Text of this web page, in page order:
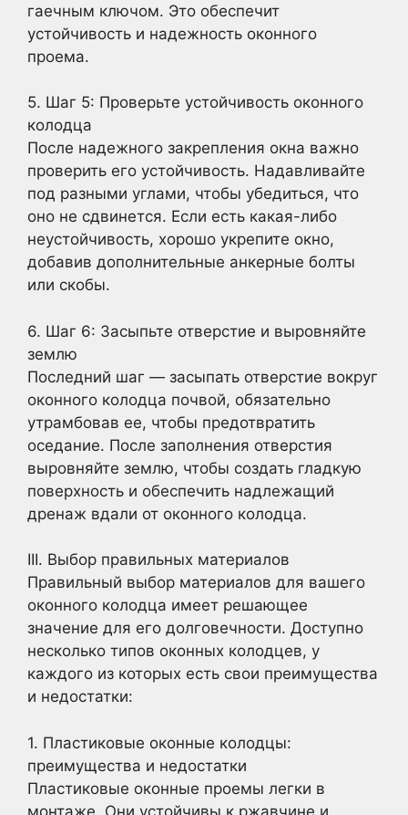
гаечным ключом. Это обеспечит
устойчивость и надежность оконного
проема.
5. Шаг 5: Проверьте устойчивость оконного
колодца
После надежного закрепления окна важно
проверить его устойчивость. Надавливайте
под разными углами, чтобы убедиться, что
оно не сдвинется. Если есть какая-либо
неустойчивость, хорошо укрепите окно,
добавив дополнительные анкерные болты
или скобы.
6. Шаг 6: Засыпьте отверстие и выровняйте
землю
Последний шаг — засыпать отверстие вокруг
оконного колодца почвой, обязательно
утрамбовав ее, чтобы предотвратить
оседание. После заполнения отверстия
выровняйте землю, чтобы создать гладкую
поверхность и обеспечить надлежащий
дренаж вдали от оконного колодца.
III. Выбор правильных материалов
Правильный выбор материалов для вашего
оконного колодца имеет решающее
значение для его долговечности. Доступно
несколько типов оконных колодцев, у
каждого из которых есть свои преимущества
и недостатки:
1. Пластиковые оконные колодцы:
преимущества и недостатки
Пластиковые оконные проемы легки в
монтаже. Они устойчивы к ржавчине и